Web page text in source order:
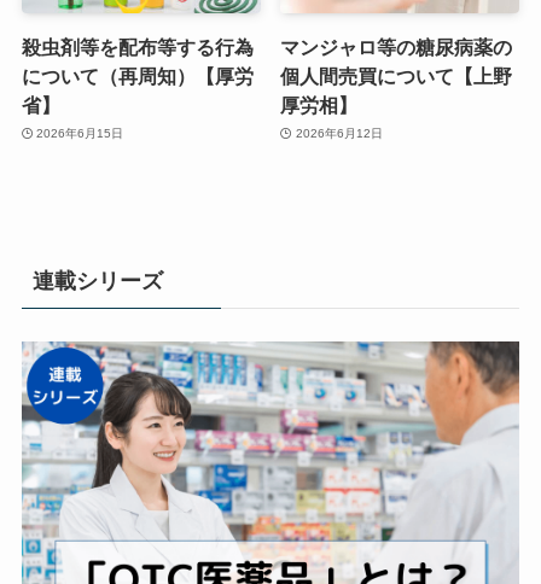
殺虫剤等を配布等する行為
について（再周知）【厚労
省】
2026年6月15日
マンジャロ等の糖尿病薬の
個人間売買について【上野
厚労相】
2026年6月12日
連載シリーズ